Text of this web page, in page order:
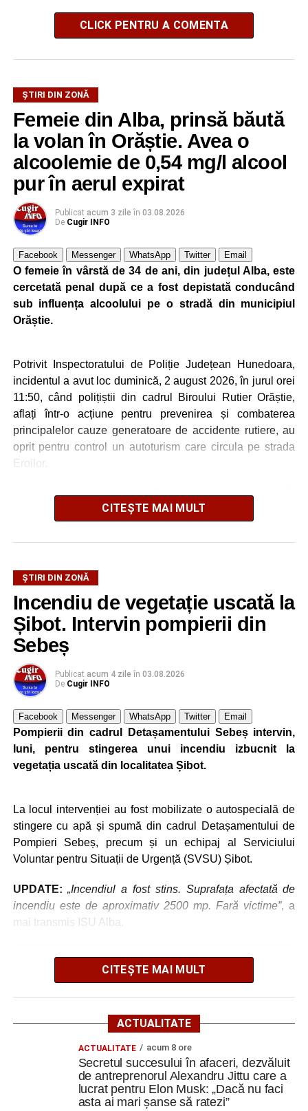
CLICK PENTRU A COMENTA
ŞTIRI DIN ZONĂ
Femeie din Alba, prinsă băută
la volan în Orăștie. Avea o
alcoolemie de 0,54 mg/l alcool
pur în aerul expirat
Publicat acum 3 zile în 03.08.2026
De Cugir INFO
Facebook Messenger WhatsApp Twitter Email
O femeie în vârstă de 34 de ani, din județul Alba, este
cercetată penal după ce a fost depistată conducând
sub influența alcoolului pe o stradă din municipiul
Orăștie.
Potrivit Inspectoratului de Poliție Județean Hunedoara,
incidentul a avut loc duminică, 2 august 2026, în jurul orei
11:50, când polițiștii din cadrul Biroului Rutier Orăștie,
aflați într-o acțiune pentru prevenirea și combaterea
principalelor cauze generatoare de accidente rutiere, au
oprit pentru control un autoturism care circula pe strada
Eroilor.
La volan se afla o femeie de 34 de ani, din județul Alba. În
urma testării cu aparatul etilotest, rezultatul a indicat o
i-au fost recoltate probe biologice pentru stabilirea
Polițiștii au întocmit dosar penal pentru infracțiunea de
conducerea unui vehicul sub influența alcoolului sau a
altor substanțe, iar cercetările continuă pentru stabilirea
tuturor împrejurărilor și dispunerea măsurilor legale.
Adaugă cugirinfo.ro ca sursă
preferată pe Google
Cum și-a construit un informatician din Cugir propria
mașină solară. Vehiculul a ajuns și la o expoziție din
Berlin
Cugir și-au perfecționat competențele prin
mobilități Erasmus+ în Croația
Elon Musk: „Dacă nu faci asta ai mari șanse să
ratezi”
WhatsApp Twitter
CITEȘTE MAI MULT
ŞTIRI DIN ZONĂ
Incendiu de vegetație uscată la
Șibot. Intervin pompierii din
Sebeș
Publicat acum 4 zile în 03.08.2026
De Cugir INFO
Facebook Messenger WhatsApp Twitter Email
Pompierii din cadrul Detașamentului Sebeș intervin,
luni, pentru stingerea unui incendiu izbucnit la
vegetația uscată din localitatea Șibot.
La locul intervenției au fost mobilizate o autospecială de
stingere cu apă și spumă din cadrul Detașamentului de
Pompieri Sebeș, precum și un echipaj al Serviciului
Voluntar pentru Situații de Urgență (SVSU) Șibot.
UPDATE: „Incendiul a fost stins. Suprafața afectată de
incendiu este de aproximativ 2500 mp. Fară victime”, a
mai transmis ISU Alba.
Adaugă cugirinfo.ro ca sursă
preferată pe Google
Ultimele știri din Cugir
Cum și-a construit un informatician din Cugir propria
mașină solară. Vehiculul a ajuns și la o expoziție din
CITEȘTE MAI MULT
ACTUALITATE
ACTUALITATE acum 8 ore
Secretul succesului în afaceri, dezvăluit
de antreprenorul Alexandru Jittu care a
lucrat pentru Elon Musk: „Dacă nu faci
asta ai mari șanse să ratezi”